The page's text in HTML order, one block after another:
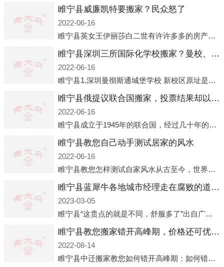
睢宁县威廉凯特要搬家？民众怒了
2022-06-16
睢宁县英女王伊丽莎白二世有许许多多的房产，遍布英国各地。而作为英女王的亲孙子、未来的英国国王，威廉王子自然也能享受到女王的房产。目前，威廉凯特以及三个孩子有两个经常居住的地点，一处是位于伦敦的肯辛顿宫，一处
睢宁县深圳三所国际化学校搬家？曼校、QSI、南山中英文搬走了
2022-06-16
睢宁县1.深圳曼彻斯通城堡学校 新校区原址是蛇口国际据悉，此次曼彻斯通城堡学校搬迁到蛇口新校区的开办与蛇口外籍人员子女学校（蛇口国际）有很大的关联。2021年，太子湾实验部就宣布在2022年正式并入蛇口外籍
睢宁县俄提议联合国搬家，投票结果却以惨败收场
2022-06-16
睢宁县成立于1945年的联合国，经过几十年的发展，如今拥有193个成员国。拥有如此众多会员国的联合国，可以说是世界上最具代表性的国际组织，也是世界上分量最重、有着较高话语权的国际组织。但以美国为首的西方国家
睢宁县教您自己动手测试居家的风水
2022-06-16
睢宁县教您怎样测试自家风水从古至今，世界各地的人们都在研究人在乾坤中的位置以及它们所形成的关系。通过探究季节转换、星象变化，并且在所观测到的自然规律的指导下，人们开始认识到居住在不同住宅中的人，其一生中的财
睢宁县蓝犀牛各地城市经理走在腐败的道路上
2023-03-05
睢宁县“这贵点的就是不同，舒服多了”出自广州运营邓经理的口中。2023年开年刚出来，三个司机（加盟蓝犀牛的个人队伍）便请广州经理去佛山娱乐场所大消费了一次，据知悉一晚消费达一万多，由三人平摊费用，燃鹅这样的
睢宁县教您搬家错开高峰期，价格还可优惠！
2022-08-14
睢宁县中迁搬家教您如何错开高峰期：如何错开高峰期搬家，中迁搬家做了一些电话数据统计和分析，发现市民中午2点左右访问网站的人是最多的，电话咨询是早上9点左右是最多的，预约搬家周六和周日是最多的，网上QQ微